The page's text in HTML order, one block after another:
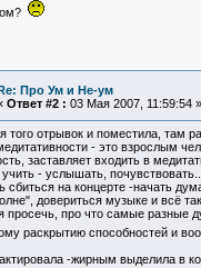
Про Ум и Не-ум
Ответ #2 : 03 Мая 2007, 11:59:54 »
того отрывок и поместила, там
- это взрослым
заставляет входить в
учить - услышать,
сбиться на концерте -начать
довериться музыке и всё
просечь, про что самые разные
раскрытию способностей и
-жирным выделила в